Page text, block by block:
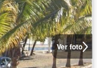
Ver foto